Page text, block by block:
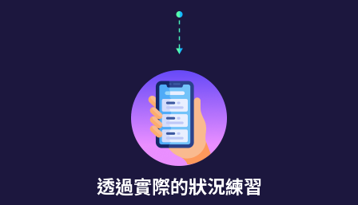
透過實際的狀況練習